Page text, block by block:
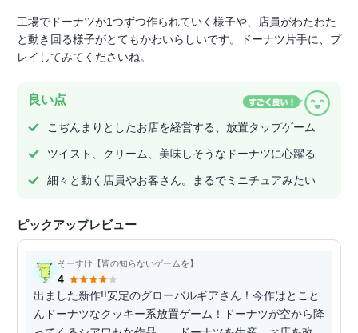
工場でドーナツが1つずつ作られていく様子や、店員がわたわた
と動き回る様子がとてもかわいらしいです。ドーナツ片手に、プ
レイしてみてくださいね。
良い点
こぢんまりとしたお店を経営する、放置タップゲーム
ツイスト、クリーム、美味しそうなドーナツに心躍る
細々と動く店員やお客さん。まるでミニチュアみたい
ピックアップレビュー
そーすけ【皆の知らないゲームを】
4
出ました新作!!安定のグローバルギアさん！今作はとこと
んドーナツなクッキー系放置ゲーム！ドーナツが空から降